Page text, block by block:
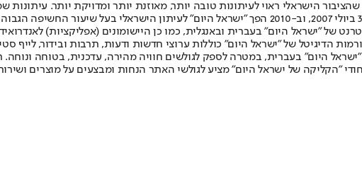
הישראלי ראוי לעיתונות טובה יותר, מאוזנת יותר ומדויקת יותר. עיתונות
תשלום. המהדורה המודפסת הראשונה פורסמה ב-30 ביולי 2007, וב-2010 הפך "ישראל היום"
הדיגיטל של "ישראל היום" כוללות ערוצי חדשות ודעות, תרבות ובידור, לייף
של "ישראל היום" בעברית, במטרה לספק לגולשים חוויה מהירה, עדכנית, בטוחה
"הקליקה של ישראל היום" מציע לגולשי האתר הנחות ומבצעים על מוצרים